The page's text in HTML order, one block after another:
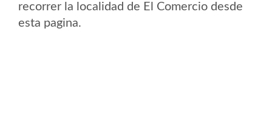
recorrer la localidad de El Comercio desde
esta pagina.